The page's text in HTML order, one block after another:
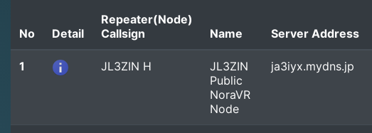
No Detail
Repeater(Node)
Callsign
Name Server Address
1 JL3ZIN H
JL3ZIN
Public
NoraVR
Node
ja3iyx.mydns.jp